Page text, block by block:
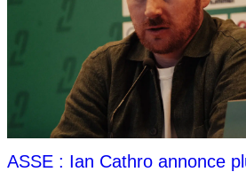
ASSE : Ian Cathro annonce